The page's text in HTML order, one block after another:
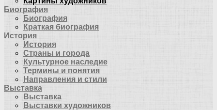
Биография
Биография
Краткая биография
История
История
Страны и города
Культурное наследие
Термины и понятия
Направления и стили
Выставка
Выставка
Выставки художников